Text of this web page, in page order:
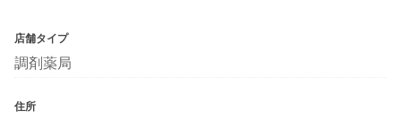
店舗タイプ
調剤薬局
住所